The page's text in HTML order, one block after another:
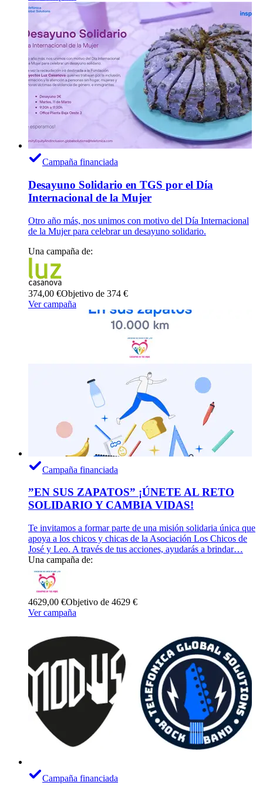
Campaña financiada
Desayuno Solidario en TGS por el Día
Internacional de la Mujer
Otro año más, nos unimos con motivo del Día Internacional
de la Mujer para celebrar un desayuno solidario.
Una campaña de:
374,00 €Objetivo de 374 €
Ver campaña
Campaña financiada
”EN SUS ZAPATOS” ¡ÚNETE AL RETO
SOLIDARIO Y CAMBIA VIDAS!
Te invitamos a formar parte de una misión solidaria única que
apoya a los chicos y chicas de la Asociación Los Chicos de
José y Leo. A través de tus acciones, ayudarás a brindar…
Una campaña de:
4629,00 €Objetivo de 4629 €
Ver campaña
Campaña financiada